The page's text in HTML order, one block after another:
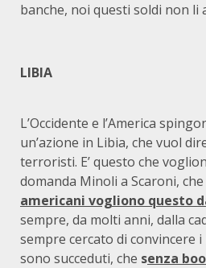
banche, noi questi soldi non li
LIBIA
L’Occidente e l’America
un’azione in Libia, che vuol
terroristi. E’ questo che
domanda Minoli a Scaroni,
americani vogliono questo
sempre, da molti anni, dalla
sempre cercato di convincere
sono succeduti, che senza